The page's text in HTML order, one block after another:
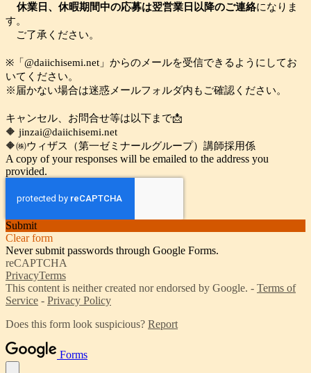
休業日、休暇期間中の応募は翌営業日以降のご連絡になりま
す。
ご了承ください。
※「@daiichisemi.net」からのメールを受信できるようにしてお
いてください。
※届かない場合は迷惑メールフォルダ内もご確認ください。
キャンセル、お問合せ等は以下まで📩
🔶 jinzai@daiichisemi.net
🔶㈱ウィザス（第一ゼミナールグループ）講師採用係
A copy of your responses will be emailed to the address you
provided.
Submit
Clear form
Never submit passwords through Google Forms.
reCAPTCHA
PrivacyTerms
This content is neither created nor endorsed by Google. - Terms of
Service - Privacy Policy
Does this form look suspicious? Report
Forms